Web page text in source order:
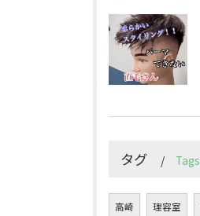
タグ Tags
高崎 理容室